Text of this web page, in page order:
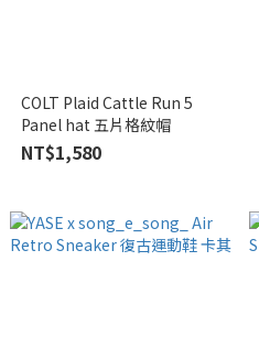
COLT Plaid Cattle Run 5
Panel hat 五片格紋帽
NT$1,580